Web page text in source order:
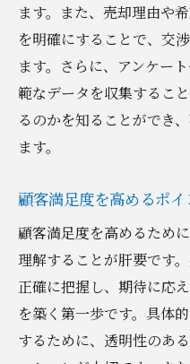
ます。また、売却理由や
を明確にすることで、交
ます。さらに、アンケー
範なデータを収集するこ
るのかを知ることができ
ます。
顧客満足度を高めるポイ
顧客満足度を高めるため
理解することが肝要です
正確に把握し、期待に応
を築く第一歩です。具体
するために、透明性のあ